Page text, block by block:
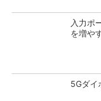
入力ポ
を増や
5Gダイ